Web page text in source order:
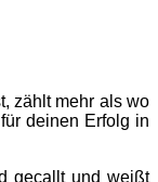
zählt mehr als wo
deinen Erfolg in
gecallt und weißt